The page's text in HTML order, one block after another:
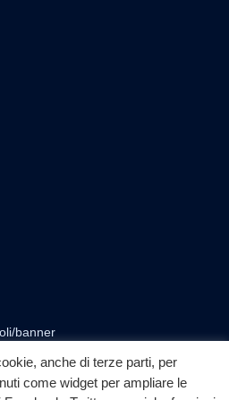
banner
anche di terze parti, per
come widget per ampliare le